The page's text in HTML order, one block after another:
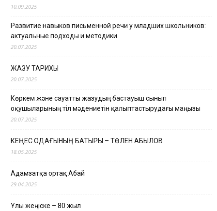
10.09.2025
Развитие навыков письменной речи у младших школьников:
актуальные подходы и методики
20.07.2025
ЖАЗУ ТАРИХЫ
20.07.2025
Көркем және сауатты жазудың бастауыш сынып
оқушыларының тіл мәдениетін қалыптастырудағы маңызы
20.07.2025
КЕҢЕС ОДАҒЫНЫҢ БАТЫРЫ – ТӨЛЕН ҚАБЫЛОВ
18.05.2025
Адамзатқа ортақ Абай
29.04.2025
Ұлы жеңіске – 80 жыл